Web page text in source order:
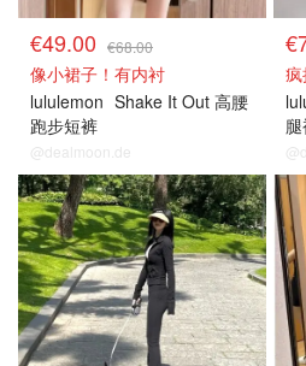
€49.00 €68.00
像小裙子！有内衬
lululemon Shake It Out 高腰
跑步短裤
@dealmoon.de